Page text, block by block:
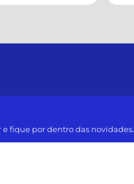
fique por dentro das novidades.